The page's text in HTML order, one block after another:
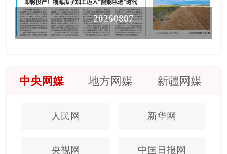
20260807
中央网媒 地方网媒 新疆网媒
人民网 新华网
央视网 中国日报网